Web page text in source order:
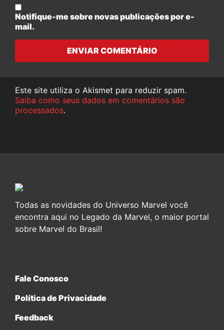
Notifique-me sobre novas publicações por e-
mail.
ENVIAR COMENTÁRIO
Este site utiliza o Akismet para reduzir spam.
Saiba como seus dados em comentários são
processados.
Todas as novidades do Universo Marvel você
encontra aqui no Legado da Marvel, o maior portal
sobre Marvel do Brasil!
Fale Conosco
Política de Privacidade
Feedback